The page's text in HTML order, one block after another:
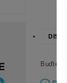
Buďte